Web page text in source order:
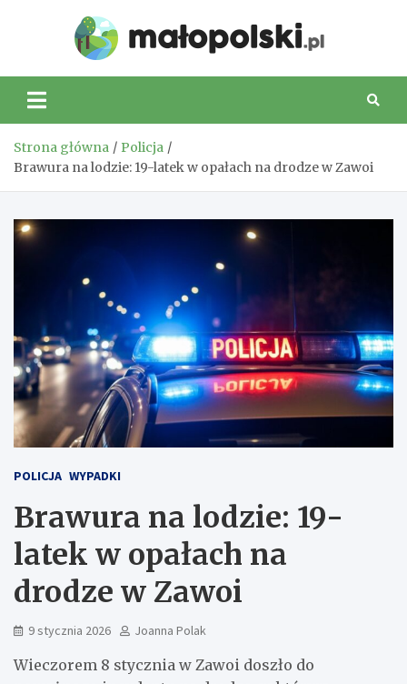
Strona główna
Policja
Brawura na lodzie: 19-latek w opałach na drodze w Zawoi
POLICJA WYPADKI
Brawura na lodzie: 19-
latek w opałach na
drodze w Zawoi
9 stycznia 2026 Joanna Polak
Wieczorem 8 stycznia w Zawoi doszło do